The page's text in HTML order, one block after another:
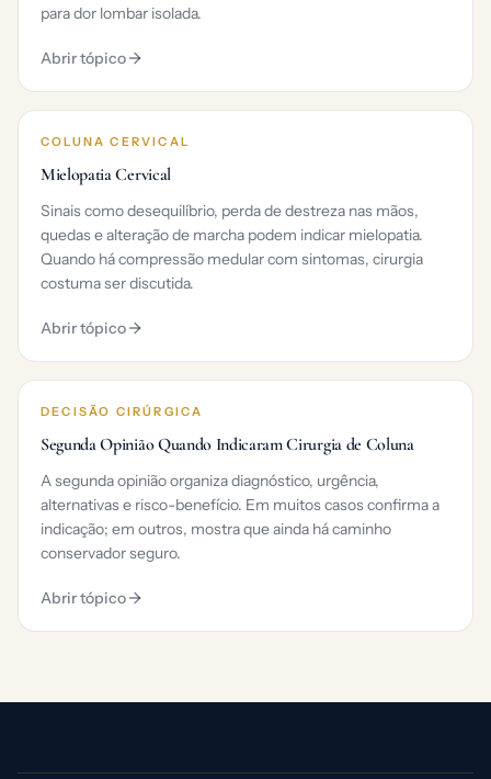
para dor lombar isolada.
Abrir tópico
COLUNA CERVICAL
Mielopatia Cervical
Sinais como desequilíbrio, perda de destreza nas mãos,
quedas e alteração de marcha podem indicar mielopatia.
Quando há compressão medular com sintomas, cirurgia
costuma ser discutida.
Abrir tópico
DECISÃO CIRÚRGICA
Segunda Opinião Quando Indicaram Cirurgia de Coluna
A segunda opinião organiza diagnóstico, urgência,
alternativas e risco-benefício. Em muitos casos confirma a
indicação; em outros, mostra que ainda há caminho
conservador seguro.
Abrir tópico